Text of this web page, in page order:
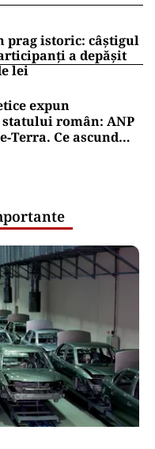
prag istoric: câștigul
a depășit
lei
expun
român: ANP
Ce ascund